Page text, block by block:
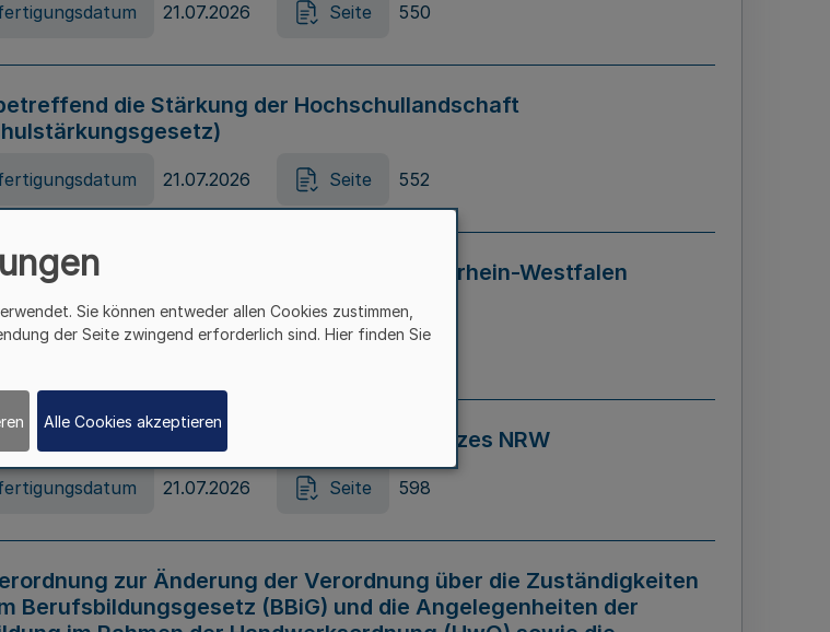
21.07.2026 Seite 550
die Stärkung der Hochschullandschaft
21.07.2026 Seite 552
Vermeidung von Diskriminierung in Nordrhein-Westfalen
– LADG NRW)
21.07.2026 Seite 595
Änderung des Online-Casinospiel Gesetzes NRW
21.07.2026 Seite 598
zur Änderung der Verordnung über die Zuständigkeiten
Berufsbildungsgesetz (BBiG) und die Angelegenheiten der
Sie können entweder allen Cookies zustimmen,
der Seite zwingend erforderlich sind. Hier finden Sie
Alle Cookies akzeptieren